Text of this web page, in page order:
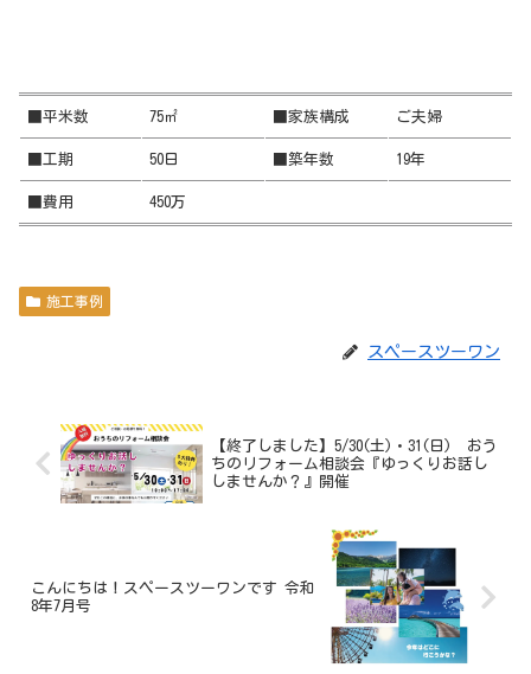
■平米数 75㎡ ■家族構成 ご夫婦
■工期 50日 ■築年数 19年
■費用 450万
施工事例
スペースツーワン
【終了しました】5/30(土)・31(日) おう
ちのリフォーム相談会『ゆっくりお話し
しませんか？』開催
こんにちは！スペースツーワンです 令和
8年7月号